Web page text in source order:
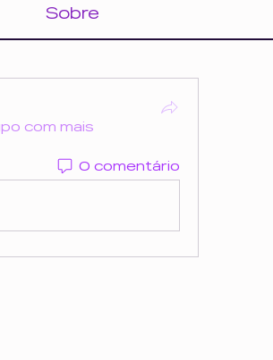
Sobre
com mais
0 comentário